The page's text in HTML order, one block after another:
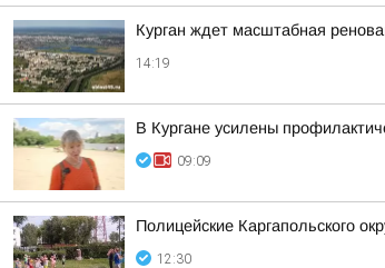
Курган ждет масштабная
14:19
В Кургане усилены
09:09
Полицейские Каргапольского
12:30